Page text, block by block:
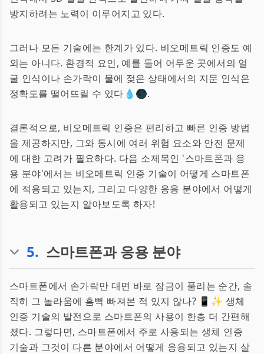
방지하려는 노력이 이루어지고 있다.
그러나 모든 기술에는 한계가 있다. 비오메트릭 인증도 예
외는 아니다. 환경적 요인, 예를 들어 어두운 곳에서의 얼
굴 인식이나 손가락이 물에 젖은 상태에서의 지문 인식은
정확도를 떨어뜨릴 수 있다💧🌑.
결론적으로, 비오메트릭 인증은 편리하고 빠른 인증 방법
을 제공하지만, 그와 동시에 여러 위험 요소와 안전 문제
에 대한 고려가 필요하다. 다음 소제목인 '스마트폰과 응
용 분야'에서는 비오메트릭 인증 기술이 어떻게 스마트폰
에 적용되고 있는지, 그리고 다양한 응용 분야에서 어떻게
활용되고 있는지 알아보도록 하자!
5. 스마트폰과 응용 분야
스마트폰에서 손가락만 대면 바로 잠금이 풀리는 순간, 솔
직히 그 놀라움에 흠뻑 빠져본 적 있지 않나? 📱✨ 생체
인증 기술의 발전으로 스마트폰의 사용이 한층 더 간편해
졌다. 그렇다면, 스마트폰에서 주로 사용되는 생체 인증
기술과 그것이 다른 분야에서 어떻게 응용되고 있는지 살